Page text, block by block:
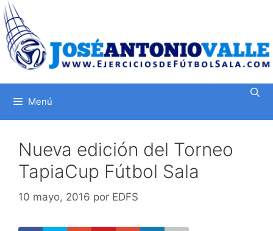
Saltar
al
contenido
Menú
Nueva edición del Torneo
TapiaCup Fútbol Sala
10 mayo, 2016 por EDFS